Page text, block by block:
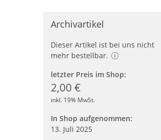
Archivartikel
Dieser Artikel ist bei uns nicht
mehr bestellbar.
letzter Preis im Shop:
2,00 €
inkl. 19% MwSt.
In Shop aufgenommen:
13. Juli 2025